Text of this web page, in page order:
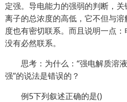
定强。导电能力的强弱的判断，
离子的总浓度的高低，它不但与
度也有密切联系。而且说明一点
没有必然联系。
思考：为什么：“强电解质溶
强”的说法是错误的？
例5下列叙述正确的是()